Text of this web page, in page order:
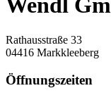
Wendl
Rathausstraße 33
04416 Markkleeberg
Öffnungszeiten